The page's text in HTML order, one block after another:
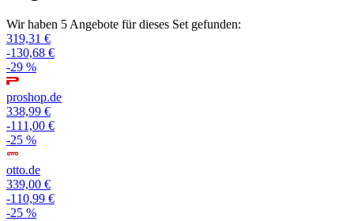
Wir haben 5 Angebote für dieses Set gefunden:
319,31 €
-130,68 €
-29 %
proshop.de
338,99 €
-111,00 €
-25 %
otto.de
339,00 €
-110,99 €
-25 %